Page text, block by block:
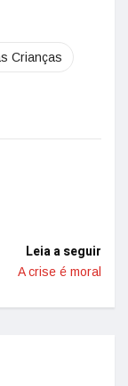
Crianças
Leia a seguir
A crise é moral